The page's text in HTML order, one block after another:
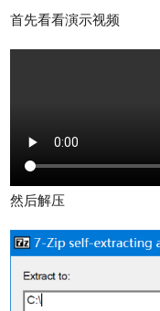
首先看看演示视频
然后解压